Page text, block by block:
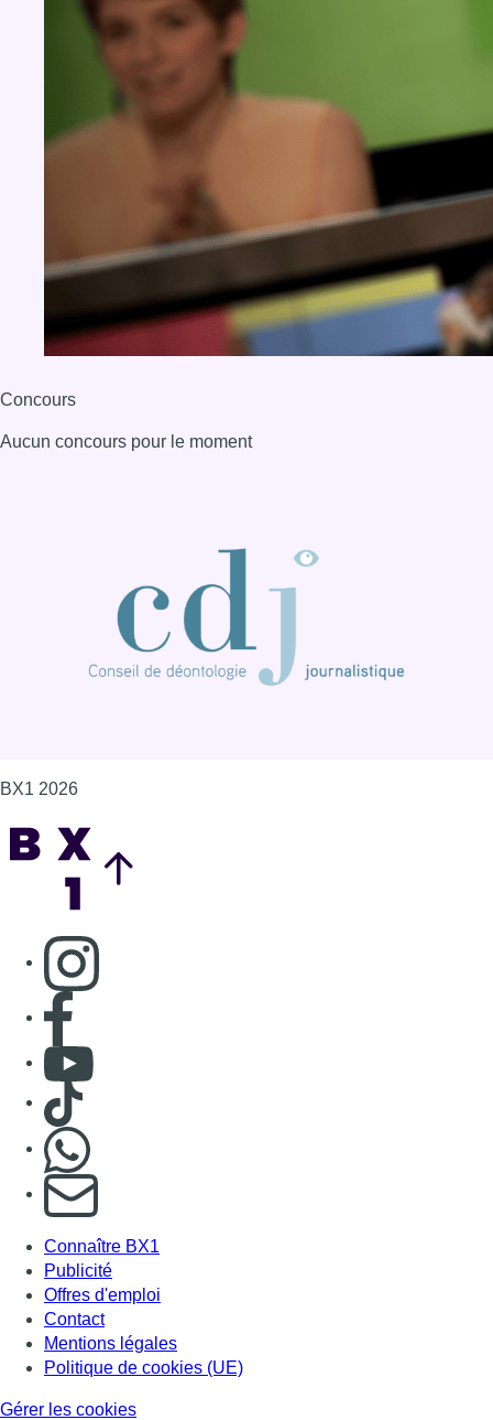
Concours
Aucun concours pour le moment
BX1 2026
Consulter page Instagram
Consulter page Facebook
Consulter Youtube
Consulter TikTok
S'abonner à notre newsletter
Connaître BX1
Publicité
Offres d'emploi
Contact
Mentions légales
Politique de cookies (UE)
Gérer les cookies